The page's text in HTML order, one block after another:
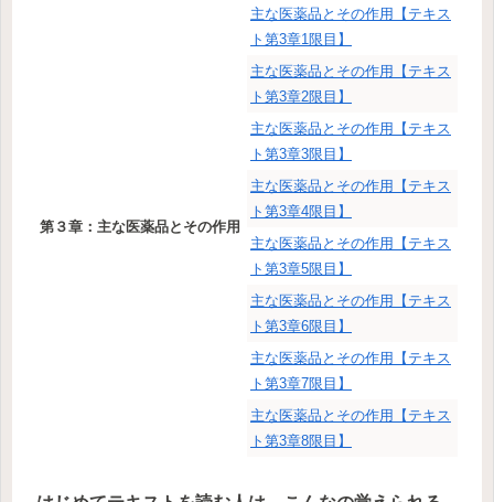
第３章：主な医薬品とその作用
主な医薬品とその作用【テキス
ト第3章1限目】
主な医薬品とその作用【テキス
ト第3章2限目】
主な医薬品とその作用【テキス
ト第3章3限目】
主な医薬品とその作用【テキス
ト第3章4限目】
主な医薬品とその作用【テキス
ト第3章5限目】
主な医薬品とその作用【テキス
ト第3章6限目】
主な医薬品とその作用【テキス
ト第3章7限目】
主な医薬品とその作用【テキス
ト第3章8限目】